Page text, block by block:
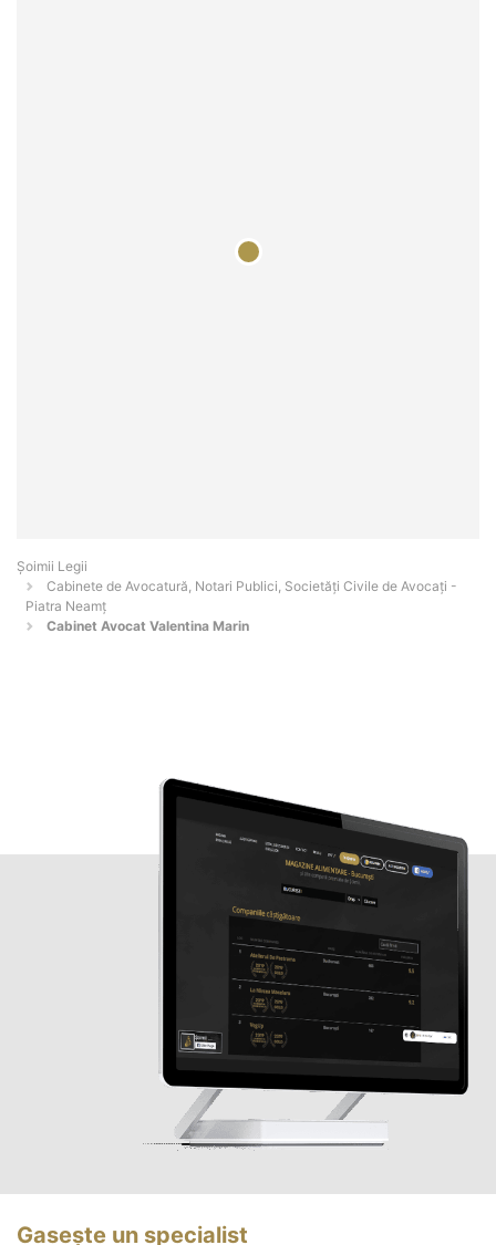
Șoimii Legii
Cabinete de Avocatură, Notari Publici, Societăți Civile de Avocați -
Piatra Neamţ
Cabinet Avocat Valentina Marin
Gasește un specialist